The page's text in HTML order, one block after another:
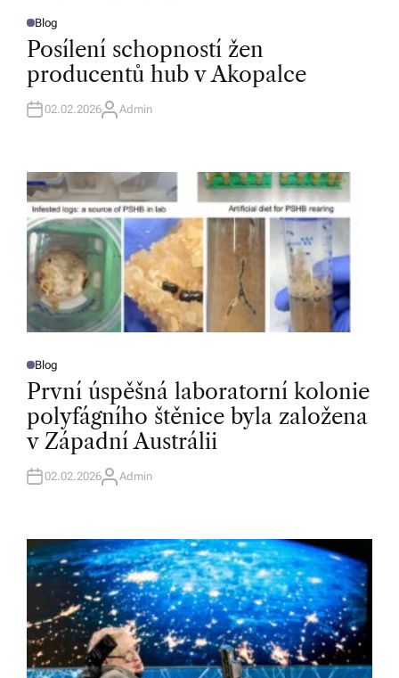
P
O
E
D
N
Blog
Posílení schopností žen
producentů hub v Akopalce
02.02.2026A
R
Admin
P
O
E
D
I
N
Blog
První úspěšná laboratorní kolonie
polyfágního štěnice byla založena
v Západní Austrálii
02.02.2026A
R
Admin